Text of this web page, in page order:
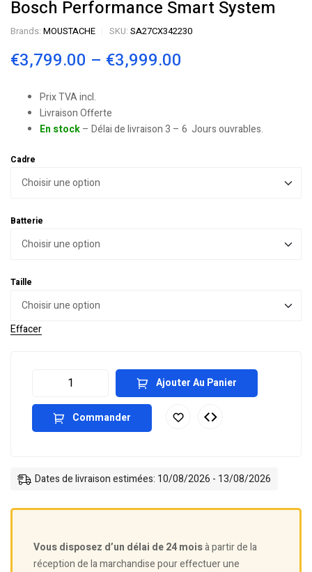
Bosch Performance Smart System
Brands: MOUSTACHE SKU: SA27CX342230
€3,799.00 – €3,999.00
Prix TVA incl.
Livraison Offerte
En stock– Délai de livraison 3 – 6 Jours ouvrables.
Cadre
Batterie
Taille
Effacer
Ajouter Au Panier
Commander
Dates de livraison estimées: 10/08/2026 - 13/08/2026
Vous disposez d’un délai de 24 moisà partir de la
réception de la marchandise pour effectuer une